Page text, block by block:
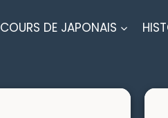
COURS DE JAPONAIS